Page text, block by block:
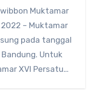
Muktamar
– Muktamar
pada tanggal
Untuk
XVI Persatuan